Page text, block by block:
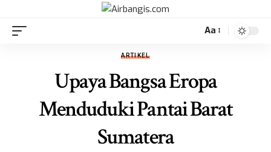
Aa
ARTIKEL
Upaya Bangsa Eropa
Menduduki Pantai Barat
Sumatera